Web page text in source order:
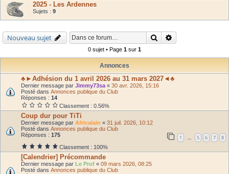
2025 - Les Ardennes
Sujets : 9
Nouveau sujet Rechercher
0 sujet • Page 1 sur 1
Annonces
♣►Adhésion du 1 avril 2026 au 31 mars 2027◄♣
Dernier message par Jimmy73sa « 30 avr. 2026, 15:16
Posté dans Annonces publique du Club
Réponses : 14
Classement : 0.56%
Coup dur pour TiTi
Dernier message par Africalain « 31 juil. 2026, 10:12
Posté dans Annonces publique du Club
Réponses : 175 1 … 5 6 7 8
Classement : 100%
[Calendrier] Précommande
Dernier message par Le Prof « 09 mars 2026, 08:25
Posté dans Annonces publique du Club